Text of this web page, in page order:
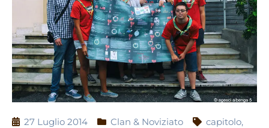
27 Luglio 2014 Clan & Noviziato capitolo,